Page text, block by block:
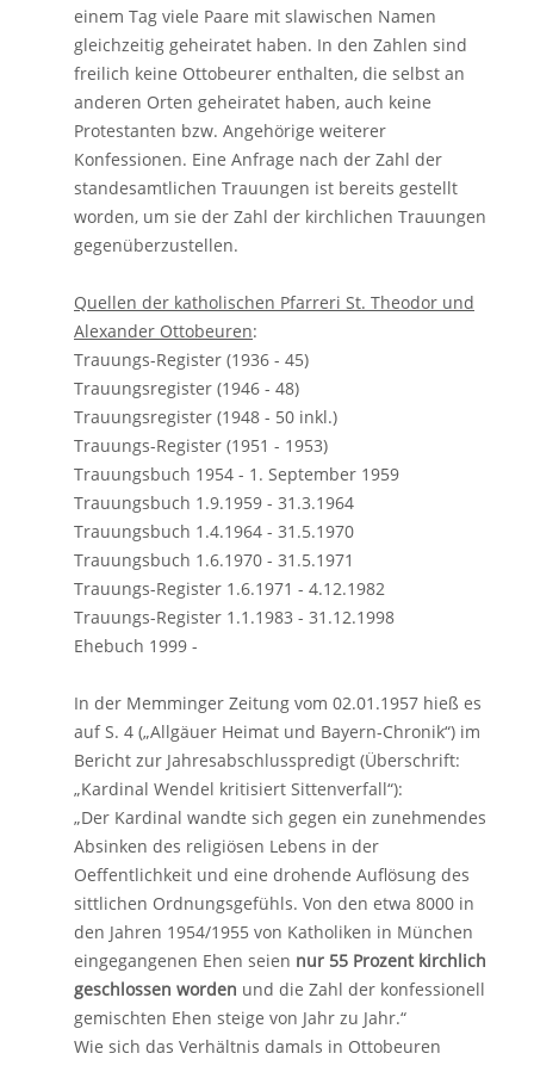
einem Tag viele Paare mit slawischen Namen
gleichzeitig geheiratet haben. In den Zahlen sind
freilich keine Ottobeurer enthalten, die selbst an
anderen Orten geheiratet haben, auch keine
Protestanten bzw. Angehörige weiterer
Konfessionen. Eine Anfrage nach der Zahl der
standesamtlichen Trauungen ist bereits gestellt
worden, um sie der Zahl der kirchlichen Trauungen
gegenüberzustellen.
Quellen der katholischen Pfarreri St. Theodor und
Alexander Ottobeuren:
Trauungs-Register (1936 - 45)
Trauungsregister (1946 - 48)
Trauungsregister (1948 - 50 inkl.)
Trauungs-Register (1951 - 1953)
Trauungsbuch 1954 - 1. September 1959
Trauungsbuch 1.9.1959 - 31.3.1964
Trauungsbuch 1.4.1964 - 31.5.1970
Trauungsbuch 1.6.1970 - 31.5.1971
Trauungs-Register 1.6.1971 - 4.12.1982
Trauungs-Register 1.1.1983 - 31.12.1998
Ehebuch 1999 -
In der Memminger Zeitung vom 02.01.1957 hieß es
auf S. 4 („Allgäuer Heimat und Bayern-Chronik“) im
Bericht zur Jahresabschlusspredigt (Überschrift:
„Kardinal Wendel kritisiert Sittenverfall“):
„Der Kardinal wandte sich gegen ein zunehmendes
Absinken des religiösen Lebens in der
Oeffentlichkeit und eine drohende Auflösung des
sittlichen Ordnungsgefühls. Von den etwa 8000 in
den Jahren 1954/1955 von Katholiken in München
eingegangenen Ehen seien nur 55 Prozent kirchlich
geschlossen worden und die Zahl der konfessionell
gemischten Ehen steige von Jahr zu Jahr.“
Wie sich das Verhältnis damals in Ottobeuren